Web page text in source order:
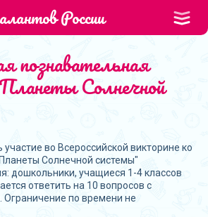
России
познавательная
Солнечной
во Всероссийской викторине ко
Солнечной системы"
дошкольники, учащиеся 1-4 классов
ответить на 10 вопросов с
Ограничение по времени не